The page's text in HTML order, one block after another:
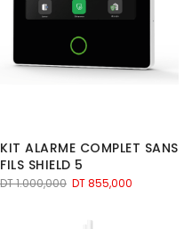
KIT ALARME COMPLET SANS
FILS SHIELD 5
DT1.000,000 Le
initial
DT855,000